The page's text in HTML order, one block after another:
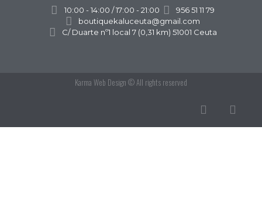
10:00 - 14:00 / 17:00 - 21:00
956 51 11 79
boutiquekaluceuta@gmail.com
C/ Duarte nº1 local 7 (0,31 km) 51001 Ceuta
Karma Web Design © All rights reserved